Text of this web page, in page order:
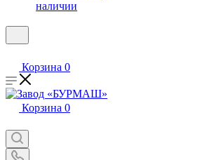
наличии
Корзина 0
Корзина 0